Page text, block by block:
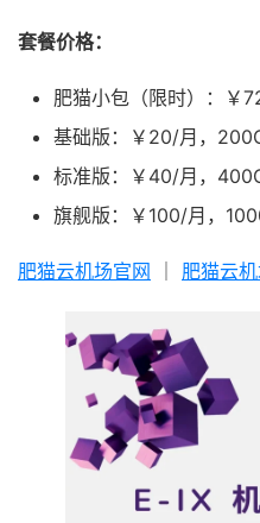
套餐价格：
肥猫小包（限时）：￥
基础版：￥20/月，
标准版：￥40/月，
旗舰版：￥100/月，
肥猫云机场官网 肥猫云机